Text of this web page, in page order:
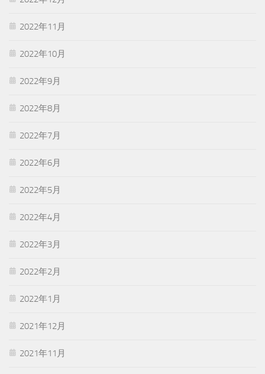
2022年11月
2022年10月
2022年9月
2022年8月
2022年7月
2022年6月
2022年5月
2022年4月
2022年3月
2022年2月
2022年1月
2021年12月
2021年11月